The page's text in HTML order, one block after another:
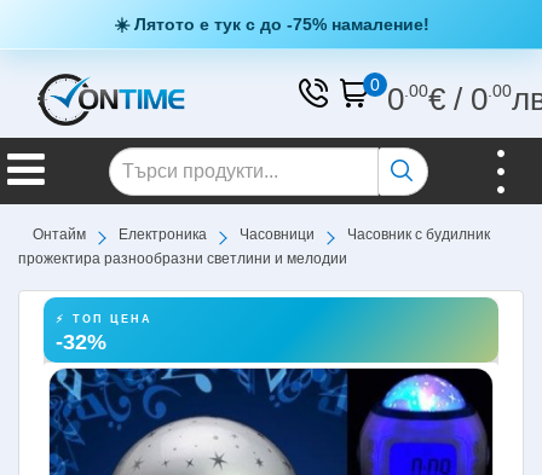
☀️ Лятото е тук с до -75% намаление!
0 0.00€/ 0.00
Онтайм Електроника Часовници
Часовник с будилник
прожектира разнообразни светлини и мелодии
⚡ ТОП ЦЕНА
-32%